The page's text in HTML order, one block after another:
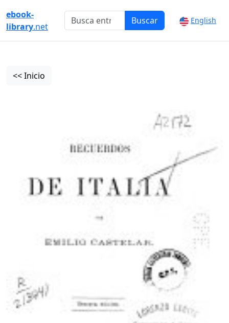
ebook-
library.net
Buscar English
<< Inicio